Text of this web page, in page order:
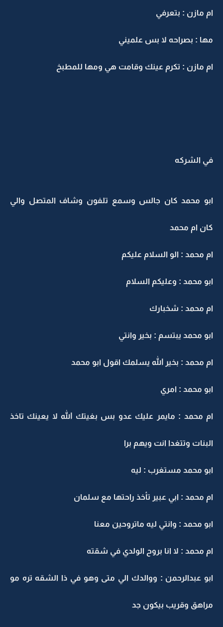
ام مازن : بتعرفي
مها : بصراحه لا بس علميني
ام مازن : تكرم عينك وقامت هي ومها للمطبخ
في الشركه
ابو محمد كان جالس وسمع تلفون وشاف المتصل والي
كان ام محمد
ام محمد : الو السلام عليكم
ابو محمد : وعليكم السلام
ام محمد : شخبارك
ابو محمد يبتسم : بخير وانتي
ام محمد : بخير الله يسلمك اقول ابو محمد
ابو محمد : امري
ام محمد : مايمر عليك عدو بس بغيتك الله لا يعينك تاخذ
البنات وتتغدا انت ويهم برا
ابو محمد مستغرب : ليه
ام محمد : ابي عبير تأخذ راحتها مع سلمان
ابو محمد : وانتي ليه ماتروحين معنا
ام محمد : لا انا بروح الولدي في شقته
ابو عبدالرحمن : ووالدك الي متى وهو في ذا الشقه تره مو
مراهق وقريب بيكون جد